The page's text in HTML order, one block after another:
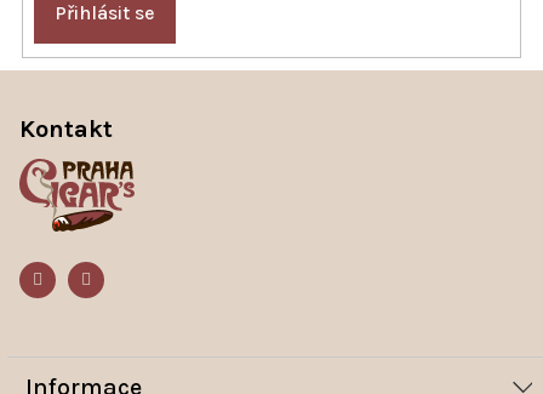
Přihlásit se
Informace
Kontakt